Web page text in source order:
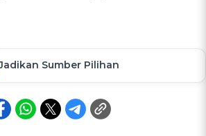
Sumber Pilihan